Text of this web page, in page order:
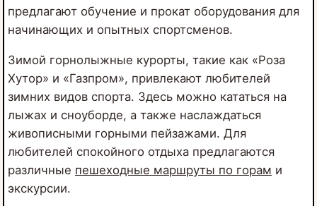
предлагают обучение и прокат оборудования для
начинающих и опытных спортсменов.
Зимой горнолыжные курорты, такие как «Роза
Хутор» и «Газпром», привлекают любителей
зимних видов спорта. Здесь можно кататься на
лыжах и сноуборде, а также наслаждаться
живописными горными пейзажами. Для
любителей спокойного отдыха предлагаются
различные пешеходные маршруты по горам и
экскурсии.